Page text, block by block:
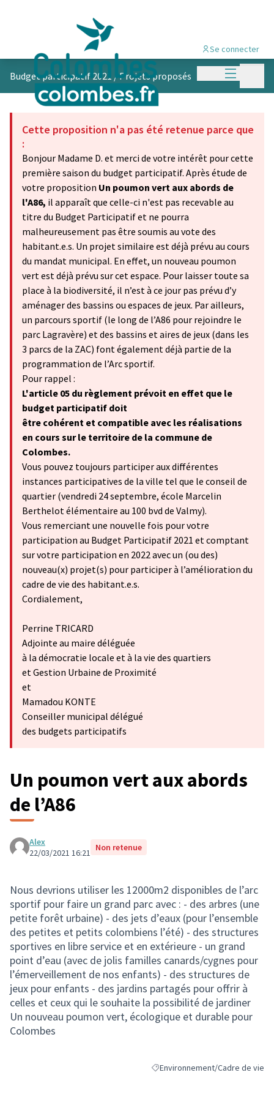
Menu
Se connecter
Budget participatif 2021 /Projets proposés
Cette proposition n'a pas été retenue parce que
:
Bonjour Madame D. et merci de votre intérêt pour cette
première saison du budget participatif. Après étude de
votre proposition Un poumon vert aux abords de
l'A86, il apparaît que celle-ci n'est pas recevable au
titre du Budget Participatif et ne pourra
malheureusement pas être soumis au vote des
habitant.e.s. Un projet similaire est déjà prévu au cours
du mandat municipal. En effet, un nouveau poumon
vert est déjà prévu sur cet espace. Pour laisser toute sa
place à la biodiversité, il n’est à ce jour pas prévu d’y
aménager des bassins ou espaces de jeux. Par ailleurs,
un parcours sportif (le long de l’A86 pour rejoindre le
parc Lagravère) et des bassins et aires de jeux (dans les
3 parcs de la ZAC) font également déjà partie de la
programmation de l’Arc sportif.
Pour rappel :
L'article 05 du règlement prévoit en effet que le
budget participatif doit
être cohérent et compatible avec les réalisations
en cours sur le territoire de la commune de
Colombes.
Vous pouvez toujours participer aux différentes
instances participatives de la ville tel que le conseil de
quartier (vendredi 24 septembre, école Marcelin
Berthelot élémentaire au 100 bvd de Valmy).
Vous remerciant une nouvelle fois pour votre
participation au Budget Participatif 2021 et comptant
sur votre participation en 2022 avec un (ou des)
nouveau(x) projet(s) pour participer à l’amélioration du
cadre de vie des habitant.e.s.
Cordialement,
Perrine TRICARD
Adjointe au maire déléguée
à la démocratie locale et à la vie des quartiers
et Gestion Urbaine de Proximité
et
Mamadou KONTE
Conseiller municipal délégué
des budgets participatifs
Un poumon vert aux abords
de l’A86
Alex
22/03/2021 16:21 Non retenue
Nous devrions utiliser les 12000m2 disponibles de l’arc
sportif pour faire un grand parc avec : - des arbres (une
petite forêt urbaine) - des jets d’eaux (pour l’ensemble
des petites et petits colombiens l’été) - des structures
sportives en libre service et en extérieure - un grand
point d’eau (avec de jolis familles canards/cygnes pour
l’émerveillement de nos enfants) - des structures de
jeux pour enfants - des jardins partagés pour offrir à
celles et ceux qui le souhaite la possibilité de jardiner
Un nouveau poumon vert, écologique et durable pour
Colombes
Filtrer les résultats de la
Environnement/Cadre de vie